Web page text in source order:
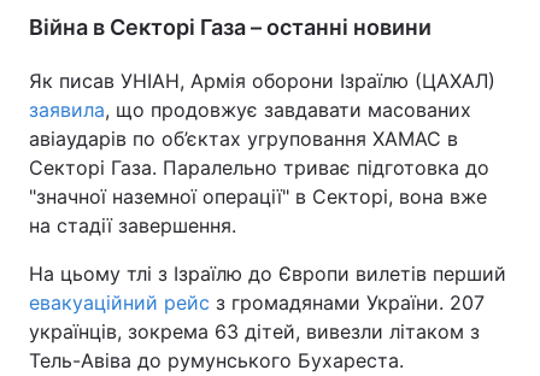
Війна в Секторі Газа – останні новини
Як писав УНІАН, Армія оборони Ізраїлю (ЦАХАЛ)
заявила, що продовжує завдавати масованих
авіаударів по об’єктах угруповання ХАМАС в
Секторі Газа. Паралельно триває підготовка до
"значної наземної операції" в Секторі, вона вже
на стадії завершення.
На цьому тлі з Ізраїлю до Європи вилетів перший
евакуаційний рейс з громадянами України. 207
українців, зокрема 63 дітей, вивезли літаком з
Тель-Авіва до румунського Бухареста.